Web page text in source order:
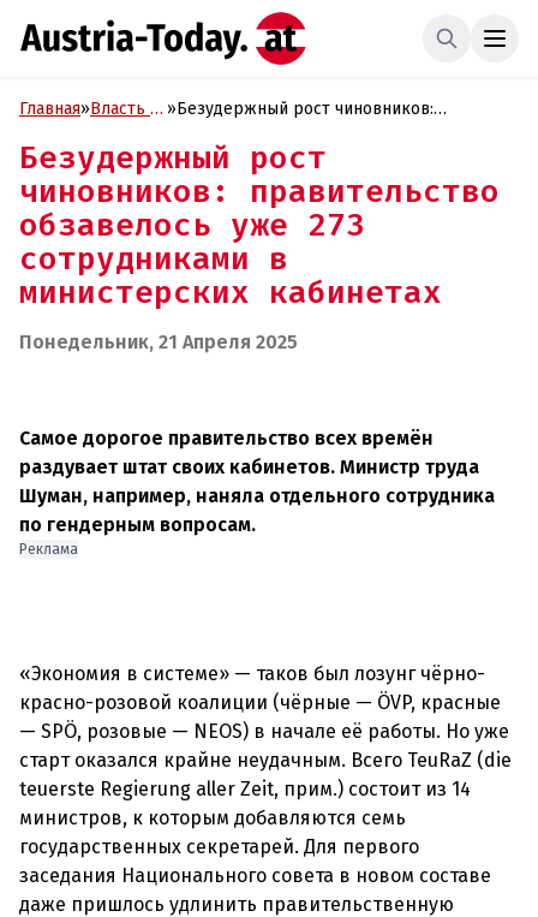
Главная»Власть и »Безудержный рост чиновников:
сотрудниками в министерских кабинетах
Безудержный рост
чиновников: правительство
обзавелось уже 273
сотрудниками в
министерских кабинетах
Понедельник, 21 Апреля 2025
Самое дорогое правительство всех времён
раздувает штат своих кабинетов. Министр труда
Шуман, например, наняла отдельного сотрудника
по гендерным вопросам.
Реклама
«Экономия в системе» — таков был лозунг чёрно-
красно-розовой коалиции (чёрные — ÖVP, красные
— SPÖ, розовые — NEOS) в начале её работы. Но уже
старт оказался крайне неудачным. Всего TeuRaZ (die
teuerste Regierung aller Zeit, прим.) состоит из 14
министров, к которым добавляются семь
государственных секретарей. Для первого
заседания Национального совета в новом составе
даже пришлось удлинить правительственную